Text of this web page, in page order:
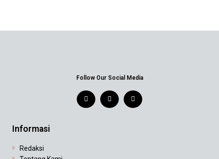
Follow Our Social Media
Informasi
Redaksi